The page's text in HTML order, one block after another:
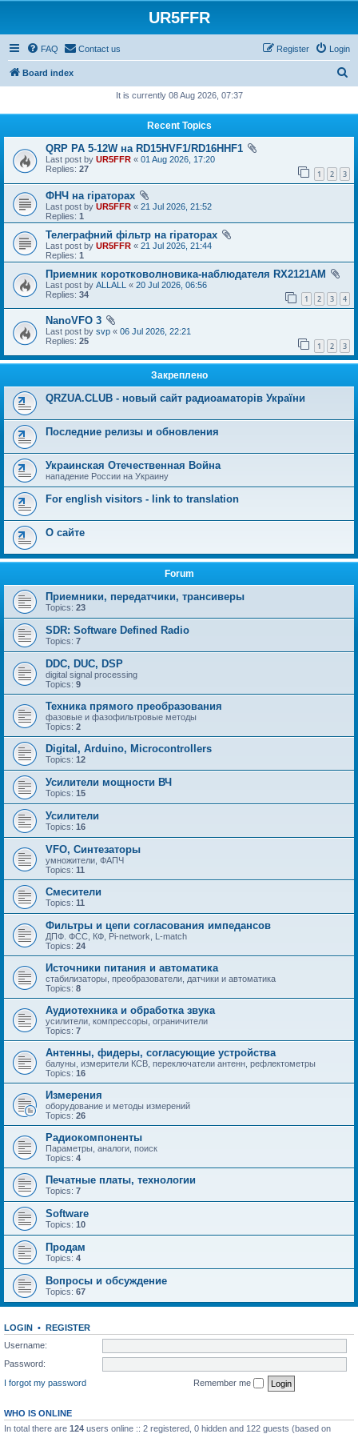
UR5FFR
FAQ Contact us Login
Register
Board index
h
It is currently 08 Aug 2026, 07:37
Recent Topics
QRP PA 5-12W на RD15HVF1/RD16HHF1
Last post by UR5FFR « 01 Aug 2026, 17:20
Replies: 27 1 2 3
ФНЧ на гіраторах
Last post by UR5FFR « 21 Jul 2026, 21:52
Replies: 1
Телеграфний фільтр на гіраторах
Last post by UR5FFR « 21 Jul 2026, 21:44
Replies: 1
Приемник коротковолновика-наблюдателя RX2121AM
Last post by ALLALL « 20 Jul 2026, 06:56
Replies: 34 1 2 3 4
NanoVFO 3
Last post by svp « 06 Jul 2026, 22:21
Replies: 25 1 2 3
Закреплено
QRZUA.CLUB - новый сайт радиоаматорів України
Последние релизы и обновления
Украинская Отечественная Война
нападение России на Украину
For english visitors - link to translation
О сайте
Forum
Приемники, передатчики, трансиверы
Topics: 23
SDR: Software Defined Radio
Topics: 7
DDC, DUC, DSP
digital signal processing
Topics: 9
Техника прямого преобразования
фазовые и фазофильтровые методы
Topics: 2
Digital, Arduino, Microcontrollers
Topics: 12
Усилители мощности ВЧ
Topics: 15
Усилители
Topics: 16
VFO, Синтезаторы
умножители, ФАПЧ
Topics: 11
Смесители
Topics: 11
Фильтры и цепи согласования импедансов
ДПФ. ФСС, КФ, Pi-network, L-match
Topics: 24
Источники питания и автоматика
стабилизаторы, преобразователи, датчики и автоматика
Topics: 8
Аудиотехника и обработка звука
усилители, компрессоры, ограничители
Topics: 7
Антенны, фидеры, согласующие устройства
балуны, измерители КСВ, переключатели антенн, рефлектометры
Topics: 16
Измерения
оборудование и методы измерений
Topics: 26
Радиокомпоненты
Параметры, аналоги, поиск
Topics: 4
Печатные платы, технологии
Topics: 7
Software
Topics: 10
Продам
Topics: 4
Вопросы и обсуждение
Topics: 67
LOGIN • REGISTER
Username:
Password:
I forgot my password
Remember me
WHO IS ONLINE
In total there are 124 users online :: 2 registered, 0 hidden and 122 guests (based on